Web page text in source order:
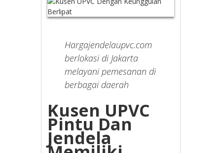
Hargajendelaupvc.com
berlokasi di Jakarta
melayani pemesanan di
berbagai daerah
Kusen UPVC
Pintu Dan
Jendela